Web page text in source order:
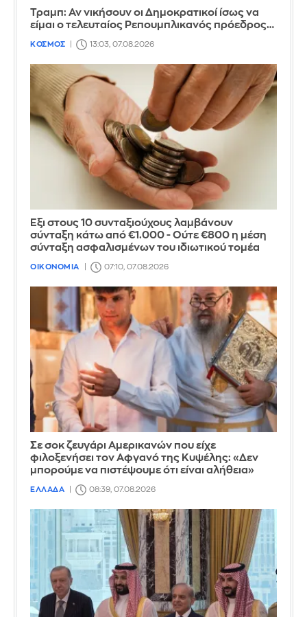
Τραμπ: Αν νικήσουν οι Δημοκρατικοί ίσως να
είμαι ο τελευταίος Ρεπουμπλικανός πρόεδρος…
ΚΟΣΜΟΣ 13:03, 07.08.2026
Έξι στους 10 συνταξιούχους λαμβάνουν
σύνταξη κάτω από €1.000 - Ούτε €800 η μέση
σύνταξη ασφαλισμένων του ιδιωτικού τομέα
ΟΙΚΟΝΟΜΙΑ 07:10, 07.08.2026
Σε σοκ ζευγάρι Αμερικανών που είχε
φιλοξενήσει τον Αφγανό της Κυψέλης: «Δεν
μπορούμε να πιστέψουμε ότι είναι αλήθεια»
ΕΛΛΑΔΑ 08:39, 07.08.2026